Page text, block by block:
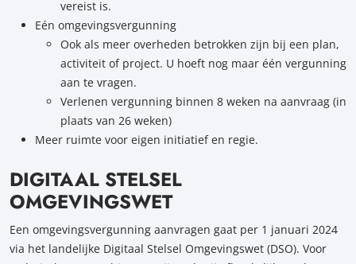
vereist is.
Eén omgevingsvergunning
Ook als meer overheden betrokken zijn bij een plan,
activiteit of project. U hoeft nog maar één vergunning
aan te vragen.
Verlenen vergunning binnen 8 weken na aanvraag (in
plaats van 26 weken)
Meer ruimte voor eigen initiatief en regie.
DIGITAAL STELSEL
OMGEVINGSWET
Een omgevingsvergunning aanvragen gaat per 1 januari 2024
via het landelijke Digitaal Stelsel Omgevingswet (DSO). Voor